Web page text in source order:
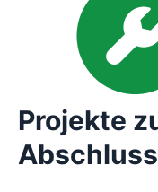
Projekte